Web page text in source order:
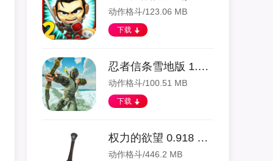
动作格斗/123.06 MB
下载
忍者信条雪地版 1.1 安卓版
动作格斗/100.51 MB
下载
权力的欲望 0.918 安卓版
动作格斗/446.2 MB